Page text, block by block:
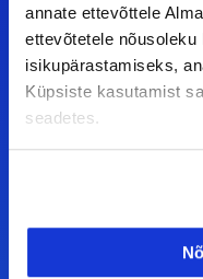
annate ettevõttele
ettevõtetele
isikupärastamiseks,
Küpsiste kasutamist
seadetes.
ettepanekuid
teha koostööd, siis